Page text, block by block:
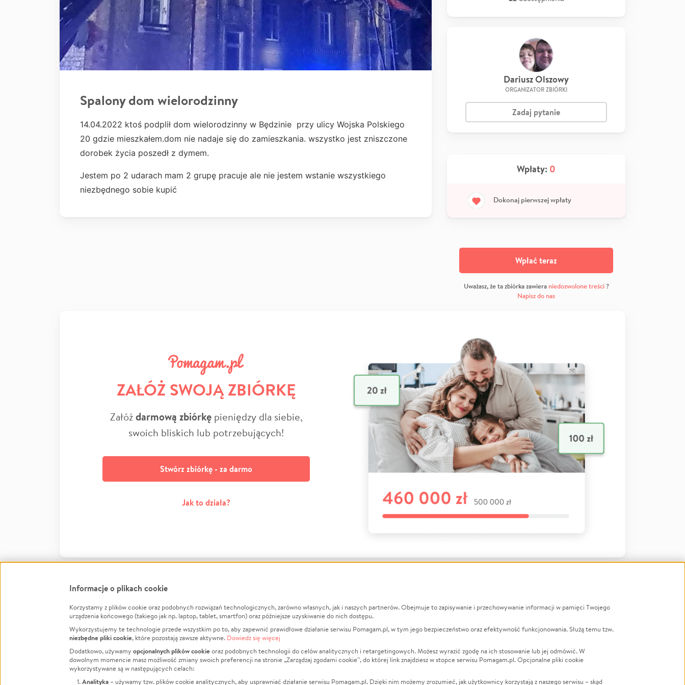
Spalony dom wielorodzinny
14.04.2022 ktoś podplił dom wielorodzinny w Będzinie przy ulicy Wojska Polskiego
20 gdzie mieszkałem.dom nie nadaje się do zamieszkania. wszystko jest zniszczone
dorobek życia poszedł z dymem.
Jestem po 2 udarach mam 2 grupę pracuje ale nie jestem wstanie wszystkiego
niezbędnego sobie kupić
Dariusz Olszowy
ORGANIZATOR ZBIÓRKI
Zadaj pytanie
Wpłaty: 0
Dokonaj pierwszej wpłaty
Wpłać teraz
Uważasz, że ta zbiórka zawiera niedozwolone treści?
Napisz do nas
ZAŁÓŻ SWOJĄ ZBIÓRKĘ
Załóżdarmową zbiórkępieniędzy dla siebie,
swoich bliskich lub potrzebujących!
Stwórz zbiórkę - za darmo
Jak to działa?
FacebookTwitter Instagram
LinkedInTikTok Youtube
Informacje
Jak to działa?
Regulamin
Polityka Prywatności
O nas
Opinie
Raporty
Za darmo
Zbieraj na
Leczenie
Zwierzęta
Pożar
LGBTQ+
Powódź
Wichura
Informacje o plikach cookie
Korzystamy z plików cookie oraz podobnych rozwiązań technologicznych, zarówno własnych, jak i naszych partnerów. Obejmuje to zapisywanie i przechowywanie informacji w pamięci Twojego
urządzenia końcowego (takiego jak np. laptop, tablet, smartfon) oraz późniejsze uzyskiwanie do nich dostępu.
Wykorzystujemy te technologie przede wszystkim po to, aby zapewnić prawidłowe działanie serwisu Pomagam.pl, w tym jego bezpieczeństwo oraz efektywność funkcjonowania. Służą temu tzw.
niezbędne pliki cookie, które pozostają zawsze aktywne. Dowiedz się więcej
Dodatkowo, używamy opcjonalnych plików cookieoraz podobnych technologii do celów analitycznych i retargetingowych. Możesz wyrazić zgodę na ich stosowanie lub jej odmówić. W
dowolnym momencie masz możliwość zmiany swoich preferencji na stronie „Zarządzaj zgodami cookie”, do której link znajdziesz w stopce serwisu Pomagam.pl. Opcjonalne pliki cookie
wykorzystywane są w następujących celach:
Analityka – używamy tzw. plików cookie analitycznych, aby usprawniać działanie serwisu Pomagam.pl. Dzięki nim możemy zrozumieć, jak użytkownicy korzystają z naszego serwisu – skąd